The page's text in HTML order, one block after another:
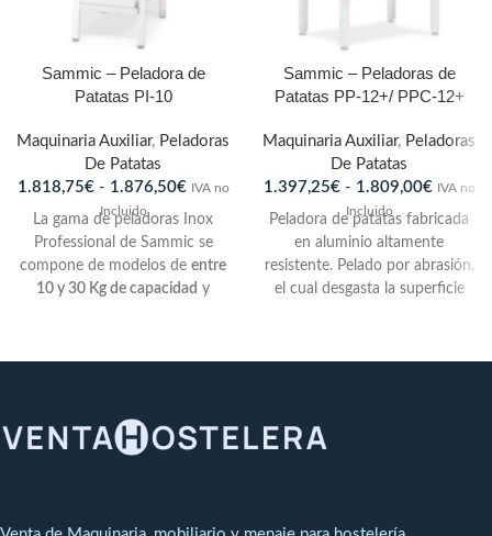
Sammic – Peladora de
Patatas PI-10
Maquinaria Auxiliar, Peladoras
De Patatas
1.818,75€ - 1.876,50€
IVA no
Incluido
La gama de peladoras Inox
Professional de Sammic se
compone de modelos de entre
10 y 30 Kg de capacidad y
similares. 10 Kg. / ciclo.
Sammic – Peladoras de
Patatas PP-12+/ PPC-12+
Maquinaria Auxiliar, Peladoras
De Patatas
1.397,25€ - 1.809,00€
IVA no
Incluido
Peladora de patatas fabricada
en aluminio altamente
resistente. Pelado por abrasión,
el cual desgasta la superficie
resistente y duradero. PPC: